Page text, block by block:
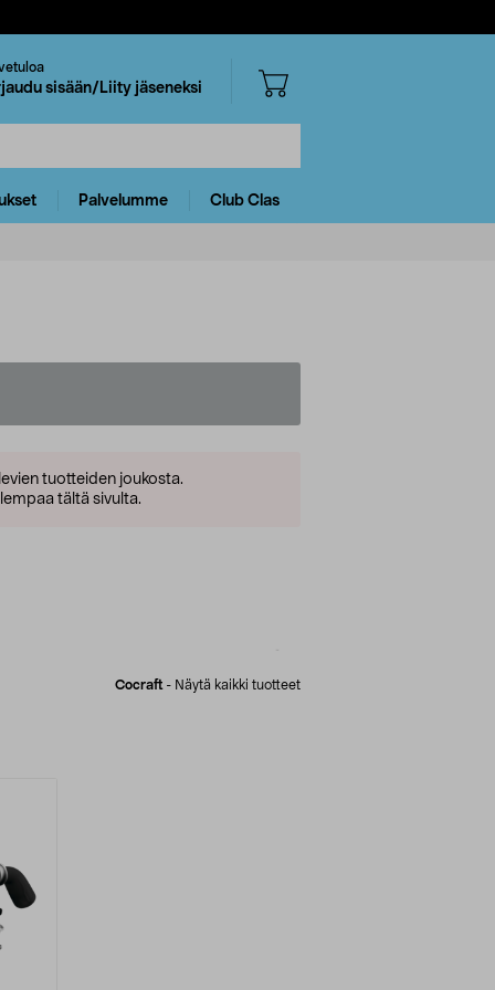
sisään/Liity jäseneksi
Palvelumme Club Clas
tuotteiden joukosta.
tältä sivulta.
Cocraft - Näytä kaikki tuotteet